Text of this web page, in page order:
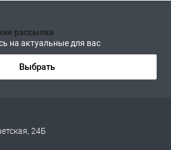
рассылки
на актуальные для вас
Выбрать
24Б